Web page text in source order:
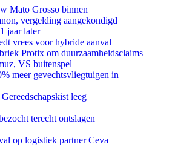
Mato Grosso binnen
vergelding aangekondigd
jaar later
vrees voor hybride aanval
Protix om duurzaamheidsclaims
VS buitenspel
meer gevechtsvliegtuigen in
leeg
terecht ontslagen
op logistiek partner Ceva